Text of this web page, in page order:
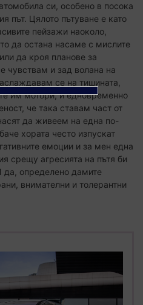
си, особено в посока
път. Цялото пътуване е като
пейзажи наоколо,
да остана насаме с мислите
да кроя планове за
чувствам и зад волана на
се на тишината,
им мотори, и едновременно
че така ставам част от
да живеем на една по-
хората често изпускат
емоции и за мен една
срещу агресията на пътя би
определено дамите
внимателни и толерантни
на медийния пазар!
нюзлетер на
избрани
информация за